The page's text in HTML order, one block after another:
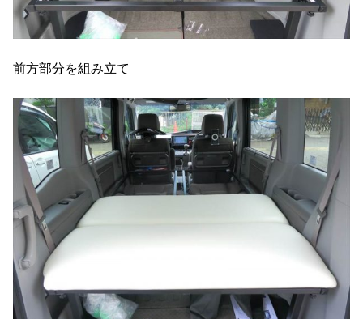
前方部分を組み立て